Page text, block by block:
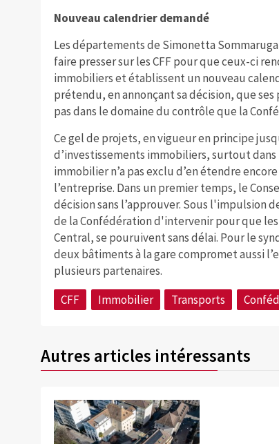
Nouveau calendrier demandé
Les départements de Simonetta
faire presser sur les CFF pour que ceux-ci
immobiliers et établissent un nouveau
prétendu, en annonçant sa décision, que
pas dans le domaine du contrôle que la
Ce gel de projets, en vigueur en principe
d’investissements immobiliers, surtout dans
immobilier n’a pas exclu d’en étendre
l’entreprise. Dans un premier temps, le
décision sans l’approuver. Sous l'impulsion
de la Confédération d'intervenir pour que
Central, se pouruivent sans délai. Pour le
deux bâtiments à la gare compromet aussi
plusieurs partenaires.
CFF
Immobilier Transports
Autres articles intéressants